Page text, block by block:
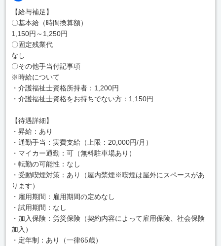
【給与補足】
〇基本給（時間換算額）
1,150円～1,250円
〇固定残業代
なし
〇その他手当付記事項
※時給について
・介護福祉士資格所持者：1,200円
・介護福祉士資格をお持ちでない方：1,150円
【待遇詳細】
・昇給：あり
・通勤手当：実費支給（上限：20,000円/月）
・マイカー通勤：可（無料駐車場あり）
・転勤の可能性：なし
・受動喫煙対策：あり（屋内禁煙※喫煙は屋外にスペースがあ
ります）
・雇用期間：雇用期間の定めなし
・試用期間：なし
・加入保険：労災保険（契約内容によって雇用保険、社会保険
加入）
・定年制：あり（一律65歳）